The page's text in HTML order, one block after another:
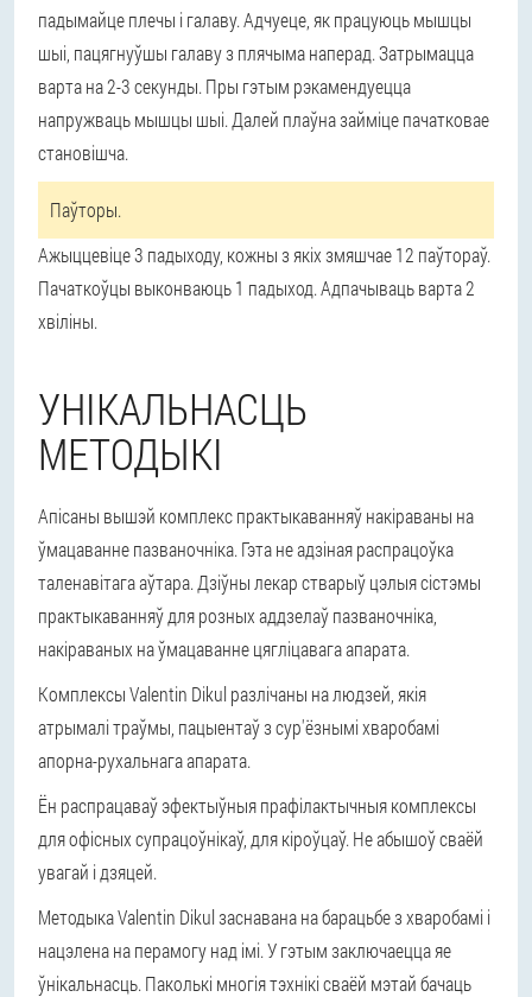
падымайце плечы і галаву. Адчуеце, як працуюць мышцы
шыі, пацягнуўшы галаву з плячыма наперад. Затрымацца
варта на 2-3 секунды. Пры гэтым рэкамендуецца
напружваць мышцы шыі. Далей плаўна займіце пачатковае
становішча.
Паўторы.
Ажыццевіце 3 падыходу, кожны з якіх змяшчае 12 паўтораў.
Пачаткоўцы выконваюць 1 падыход. Адпачываць варта 2
хвіліны.
УНІКАЛЬНАСЦЬ
МЕТОДЫКІ
Апісаны вышэй комплекс практыкаванняў накіраваны на
ўмацаванне пазваночніка. Гэта не адзіная распрацоўка
таленавітага аўтара. Дзіўны лекар стварыў цэлыя сістэмы
практыкаванняў для розных аддзелаў пазваночніка,
накіраваных на ўмацаванне цягліцавага апарата.
Комплексы Valentin Dikul разлічаны на людзей, якія
атрымалі траўмы, пацыентаў з сур'ёзнымі хваробамі
апорна-рухальнага апарата.
Ён распрацаваў эфектыўныя прафілактычныя комплексы
для офісных супрацоўнікаў, для кіроўцаў. Не абышоў сваёй
увагай і дзяцей.
Методыка Valentin Dikul заснавана на барацьбе з хваробамі і
нацэлена на перамогу над імі. У гэтым заключаецца яе
ўнікальнасць. Паколькі многія тэхнікі сваёй мэтай бачаць